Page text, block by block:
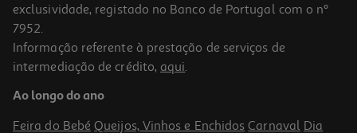
exclusividade, registado no Banco de Portugal com o nº
7952.
Informação referente à prestação de serviços de
intermediação de crédito, aqui.
Ao longo do ano
Feira do Bebé Queijos, Vinhos e Enchidos Carnaval Dia